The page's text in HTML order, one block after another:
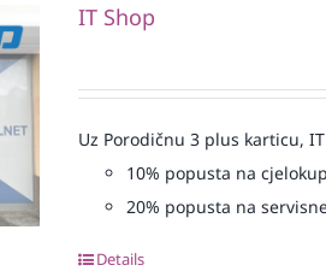
IT Shop
Uz Porodičnu 3 plus karticu,
10% popusta na
20% popusta na
Details